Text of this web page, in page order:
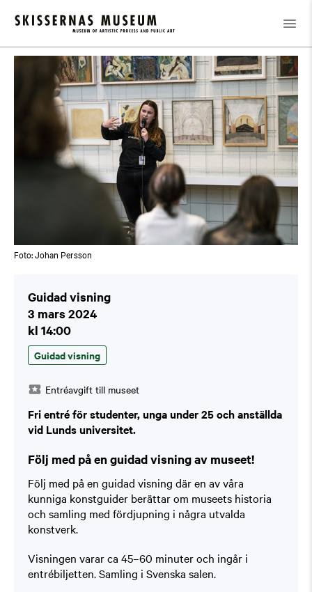
Kalender / Guidad visning
Foto: Johan Persson
Guidad visning
3 mars 2024
kl 14:00
Guidad visning
Entréavgift till museet
Fri entré för studenter, unga under 25 och anställda
vid Lunds universitet.
Följ med på en guidad visning av museet!
Följ med på en guidad visning där en av våra
kunniga konstguider berättar om museets historia
och samling med fördjupning i några utvalda
konstverk.
Visningen varar ca 45–60 minuter och ingår i
entrébiljetten. Samling i Svenska salen.